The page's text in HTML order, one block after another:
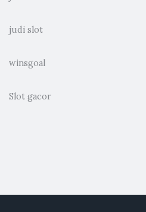
judi slot
winsgoal
Slot gacor